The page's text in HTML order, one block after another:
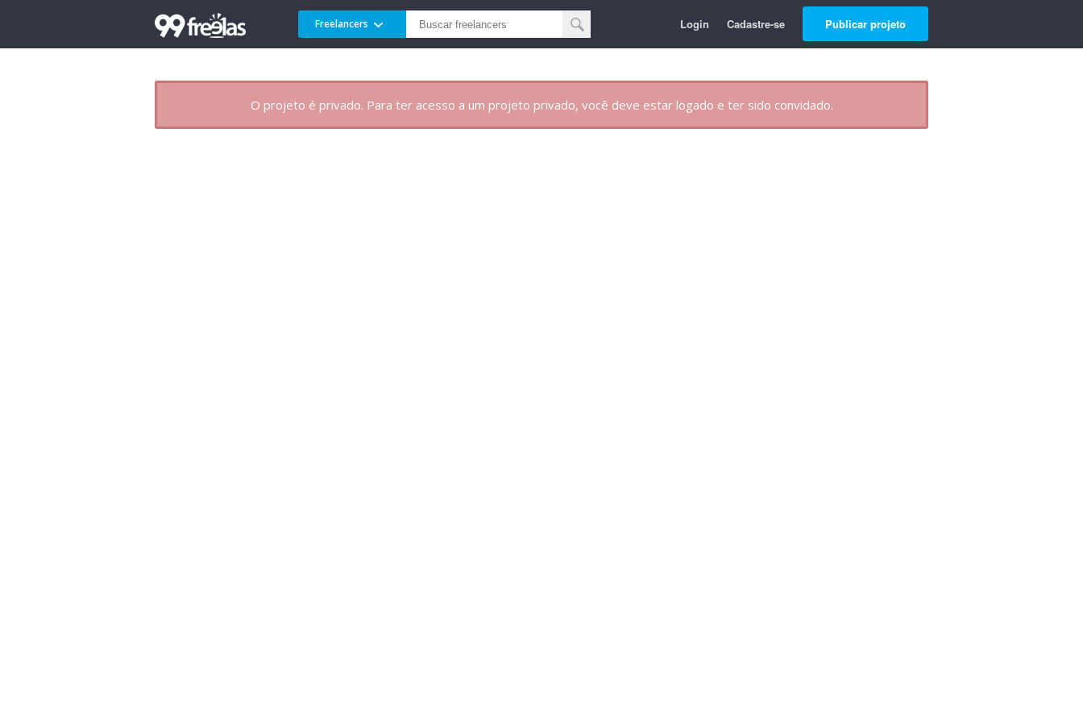
Freelancers Login Cadastre-se Publicar projeto
O projeto é privado. Para ter acesso a um projeto privado, você deve estar logado e ter sido convidado.